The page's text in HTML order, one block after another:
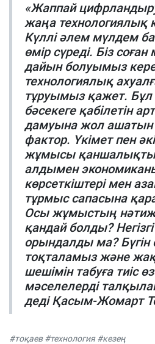
«Жаппай цифрландыру
жаңа технологиялық
Күллі әлем мүлдем
өмір сүреді. Біз соған
дайын болуымыз
технологиялық
тұруымыз қажет. Бұл
бәсекеге қабілетін
дамуына жол
фактор. Үкімет пен
жұмысы қаншалықты
алдымен
көрсеткіштері мен
тұрмыс сапасына
Осы жұмыстың
қандай болды?
орындалды ма? Бүгін
тоқталамыз және
шешімін табуға тиіс
мәселелерді
деді Қасым-Жомарт
#тоқаев #технология #кезең